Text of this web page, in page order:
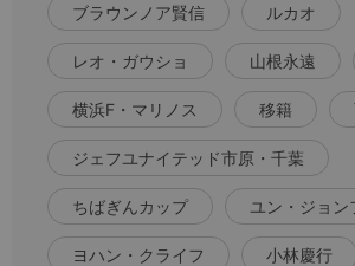
ブラウンノア賢信 ルカオ
レオ・ガウショ 山根永遠
横浜F・マリノス 移籍
ジェフユナイテッド市原・千葉
ちばぎんカップ ユン・ジョン
ヨハン・クライフ 小林慶行